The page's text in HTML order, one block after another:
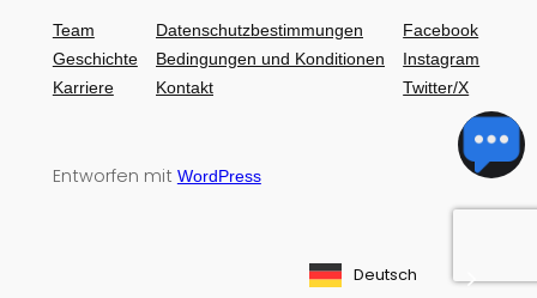
Team
Geschichte
Karriere
Datenschutzbestimmungen
Bedingungen und Konditionen
Kontakt
Facebook
Instagram
Twitter/X
Entworfen mit WordPress
Deutsch